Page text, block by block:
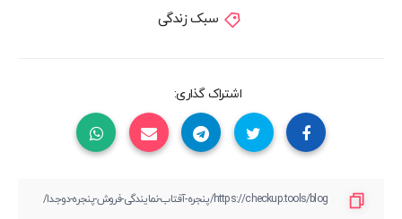
سبک زندگی
اشتراک گذاری: